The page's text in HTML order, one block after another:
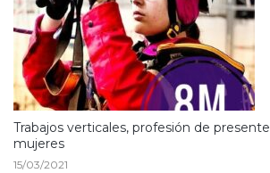
Trabajos verticales, profesión de
mujeres
15/03/2021